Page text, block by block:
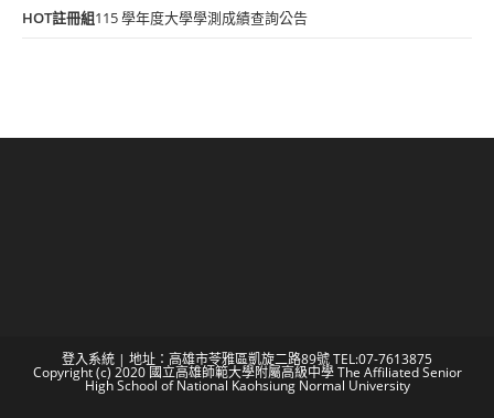
HOT註冊組115 學年度大學學測成績查詢公告
登入系統 | 地址：高雄市苓雅區凱旋二路89號 TEL:07-7613875
Copyright (c) 2020 國立高雄師範大學附屬高級中學 The Affiliated Senior
High School of National Kaohsiung Normal University